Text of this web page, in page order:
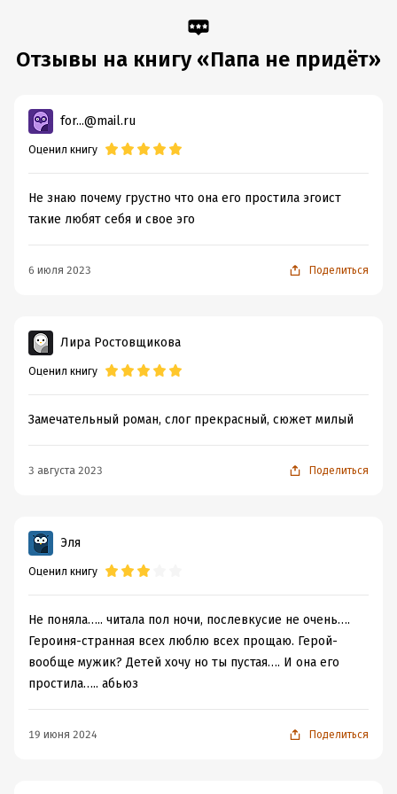
Дата поступления:
6 октября 2025
Отзывы на книгу «Папа не придёт»
for...@mail.ru
Оценил книгу
Не знаю почему грустно что она его простила эгоист
такие любят себя и свое эго
6 июля 2023 Поделиться
Лира Ростовщикова
Оценил книгу
Замечательный роман, слог прекрасный, сюжет милый
3 августа 2023 Поделиться
Эля
Оценил книгу
Не поняла….. читала пол ночи, послевкусие не очень….
Героиня-странная всех люблю всех прощаю. Герой-
вообще мужик? Детей хочу но ты пустая…. И она его
простила….. абьюз
19 июня 2024 Поделиться